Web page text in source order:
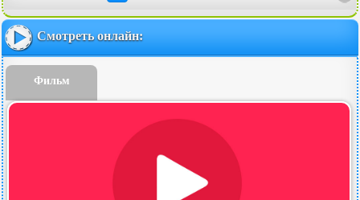
Смотреть онлайн:
Фильм